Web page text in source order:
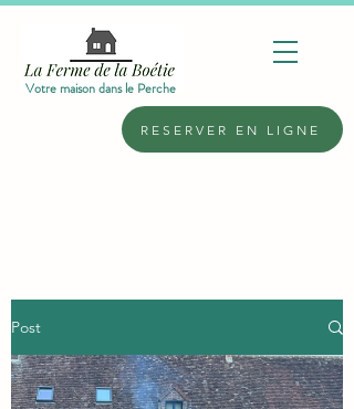
Votre maison dans le Perche
RESERVER EN LIGNE
Post